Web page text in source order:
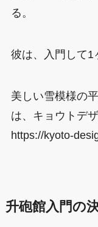
る。
彼は、入門して1
美しい雪模様の
は、キョウトデ
https://kyoto-
升砲館入門の